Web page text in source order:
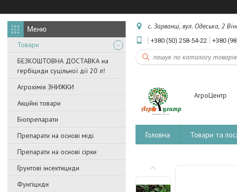
Товари
БЕЗКОШТОВНА ДОСТАВКА на
гербіциди суцільної дії 20 л!
Агрохімія ЗНИЖКИ
Акційні товари
Біопрепарати
Препарати на основі міді
Препарати на основі сірки
Грунтові інсектициди
Фунгіциди
с. Зарванці, вул. Одеська, 2
+380 (50) 258-54-22 +380
АгроЦентр
Головна Товари та